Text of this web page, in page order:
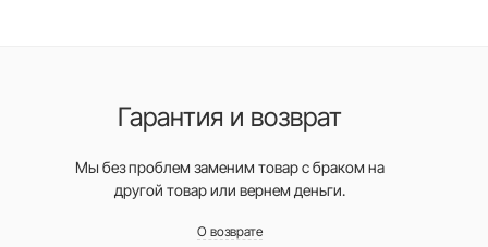
Гарантия и возврат
Мы без проблем заменим товар с браком на
другой товар или вернем деньги.
О возврате